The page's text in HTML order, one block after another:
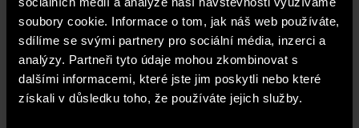
soubory cookie. Informace o tom, jak náš web používáte,
sdílíme se svými partnery pro sociální média, inzerci a
analýzy. Partneři tyto údaje mohou zkombinovat s
dalšími informacemi, které jste jim poskytli nebo které
získali v důsledku toho, že používáte jejich služby.
pražských lokalit.
Pokud jste se akce nemohli zúčastnit, připravili jsme
pro Vás možnost využít cenové zvýhodnění ve
výši 300 000 Kč na vybrané bytové jednotky při
uzavření smlouvy o budoucí kupní smlouvě do31.
července 2026.